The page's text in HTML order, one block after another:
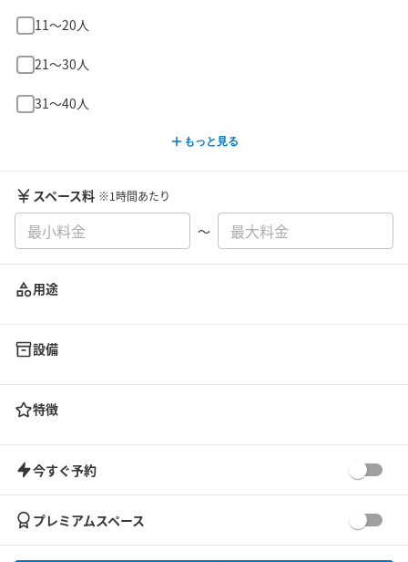
11〜20人
21〜30人
31〜40人
もっと見る
スペース料 ※1時間あたり
〜
用途
設備
特徴
今すぐ予約
プレミアムスペース